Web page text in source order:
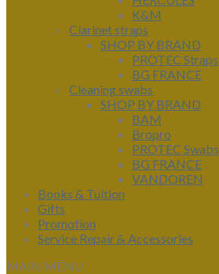
K&M
Clarinet straps
SHOP BY BRAND
PROTEC Straps
BG FRANCE
Cleaning swabs
SHOP BY BRAND
BAM
Bropro
PROTEC Swabs
BG FRANCE
VANDOREN
Books & Tuition
Gifts
Promotion
Service Repair & Accessories
MAIN MENU